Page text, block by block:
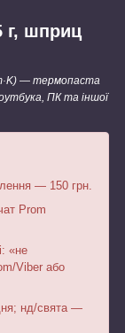
г, шприц
— термопаста
ПК та іншої
— 150 грн.
Prom
«не
Viber або
нд/свята —